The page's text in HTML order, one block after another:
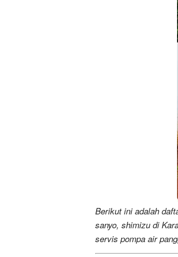
Berikut ini adalah
sanyo, shimizu di
servis pompa air